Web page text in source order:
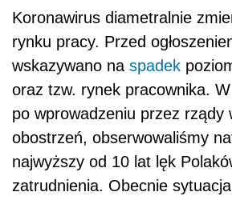
Koronawirus diametralnie
rynku pracy. Przed
wskazywano na spadek
oraz tzw. rynek pracownika.
po wprowadzeniu przez rządy
obostrzeń, obserwowaliśmy
najwyższy od 10 lat lęk Polakó
zatrudnienia. Obecnie